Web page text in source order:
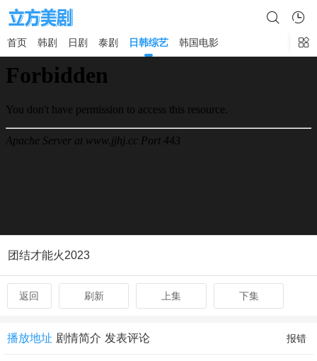
首页 韩剧 日剧 泰剧 日韩综艺 韩国电影
团结才能火2023
返回 刷新 上集 下集
播放地址 剧情简介 发表评论 报错